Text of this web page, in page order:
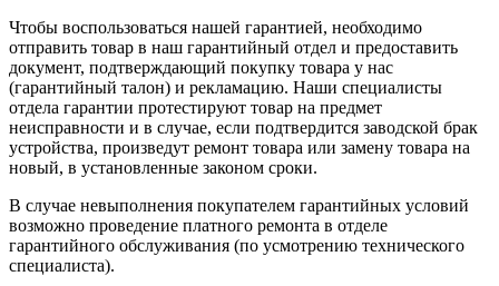
Чтобы воспользоваться нашей гарантией, необходимо
отправить товар в наш гарантийный отдел и предоставить
документ, подтверждающий покупку товара у нас
(гарантийный талон) и рекламацию. Наши специалисты
отдела гарантии протестируют товар на предмет
неисправности и в случае, если подтвердится заводской брак
устройства, произведут ремонт товара или замену товара на
новый, в установленные законом сроки.
В случае невыполнения покупателем гарантийных условий
возможно проведение платного ремонта в отделе
гарантийного обслуживания (по усмотрению технического
специалиста).